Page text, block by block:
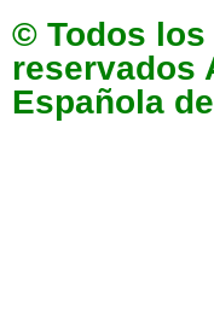
© Todos los
reservados
Española